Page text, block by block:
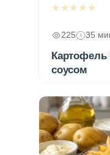
★★★★★
225 35
соусом